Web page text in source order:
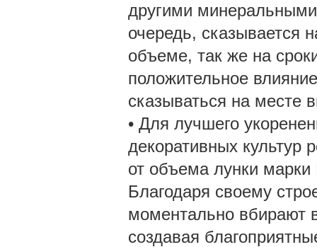
другими
очередь, сказывается
объеме, так же на
положительное
сказываться на месте
• Для лучшего
декоративных культур
от объема лунки
Благодаря своему
моментально вбирают
создавая